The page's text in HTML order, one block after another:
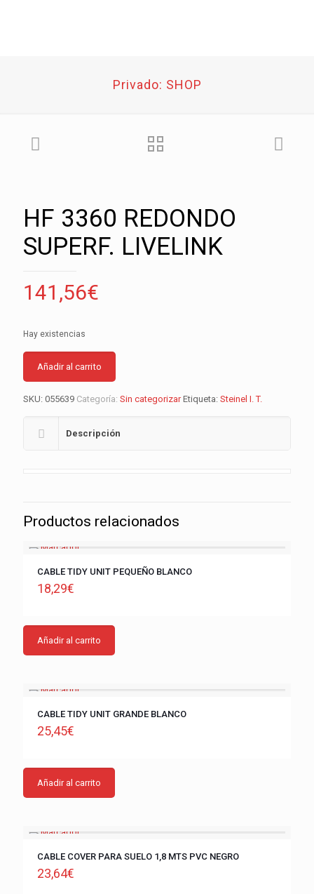
Privado: SHOP
HF 3360 REDONDO
SUPERF. LIVELINK
141,56€
Hay existencias
Añadir al carrito
SKU: 055639 Categoría: Sin categorizar Etiqueta: Steinel I. T.
Descripción
Productos relacionados
CABLE TIDY UNIT PEQUEÑO BLANCO
18,29€
Añadir al carrito
CABLE TIDY UNIT GRANDE BLANCO
25,45€
Añadir al carrito
CABLE COVER PARA SUELO 1,8 MTS PVC NEGRO
23,64€